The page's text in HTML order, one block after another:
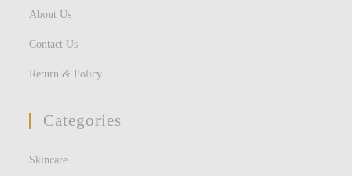
About Us
Contact Us
Return & Policy
Categories
Skincare